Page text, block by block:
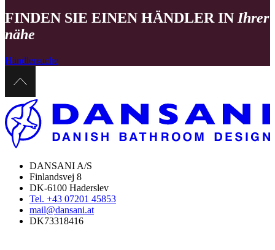
FINDEN SIE EINEN HÄNDLER IN Ihrer
nähe
Händlersuche
DANSANI A/S
Finlandsvej 8
DK-6100 Haderslev
Tel. +43 07201 45853
mail@dansani.at
DK73318416